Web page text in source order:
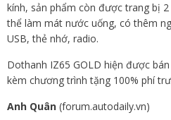
kính, sản phẩm còn được trang bị
thể làm mát nước uống, có thêm
USB, thẻ nhớ, radio.
Dothanh IZ65 GOLD hiện được
kèm chương trình tặng 100% phí
Anh Quân (forum.autodaily.vn)